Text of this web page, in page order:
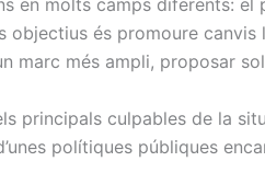
en molts camps diferents:
objectius és promoure
marc més ampli, proposar
principals culpables de la
polítiques públiques